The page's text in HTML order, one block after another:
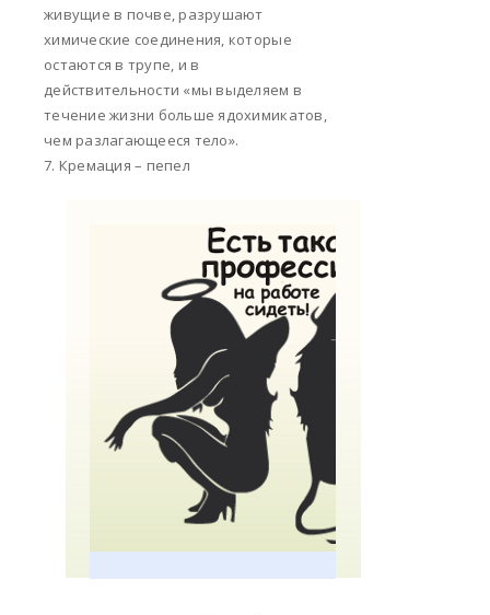
живущие в почве, разрушают
химические соединения, которые
остаются в трупе, и в
действительности «мы выделяем в
течение жизни больше ядохимикатов,
чем разлагающееся тело».
7. Кремация – пепел